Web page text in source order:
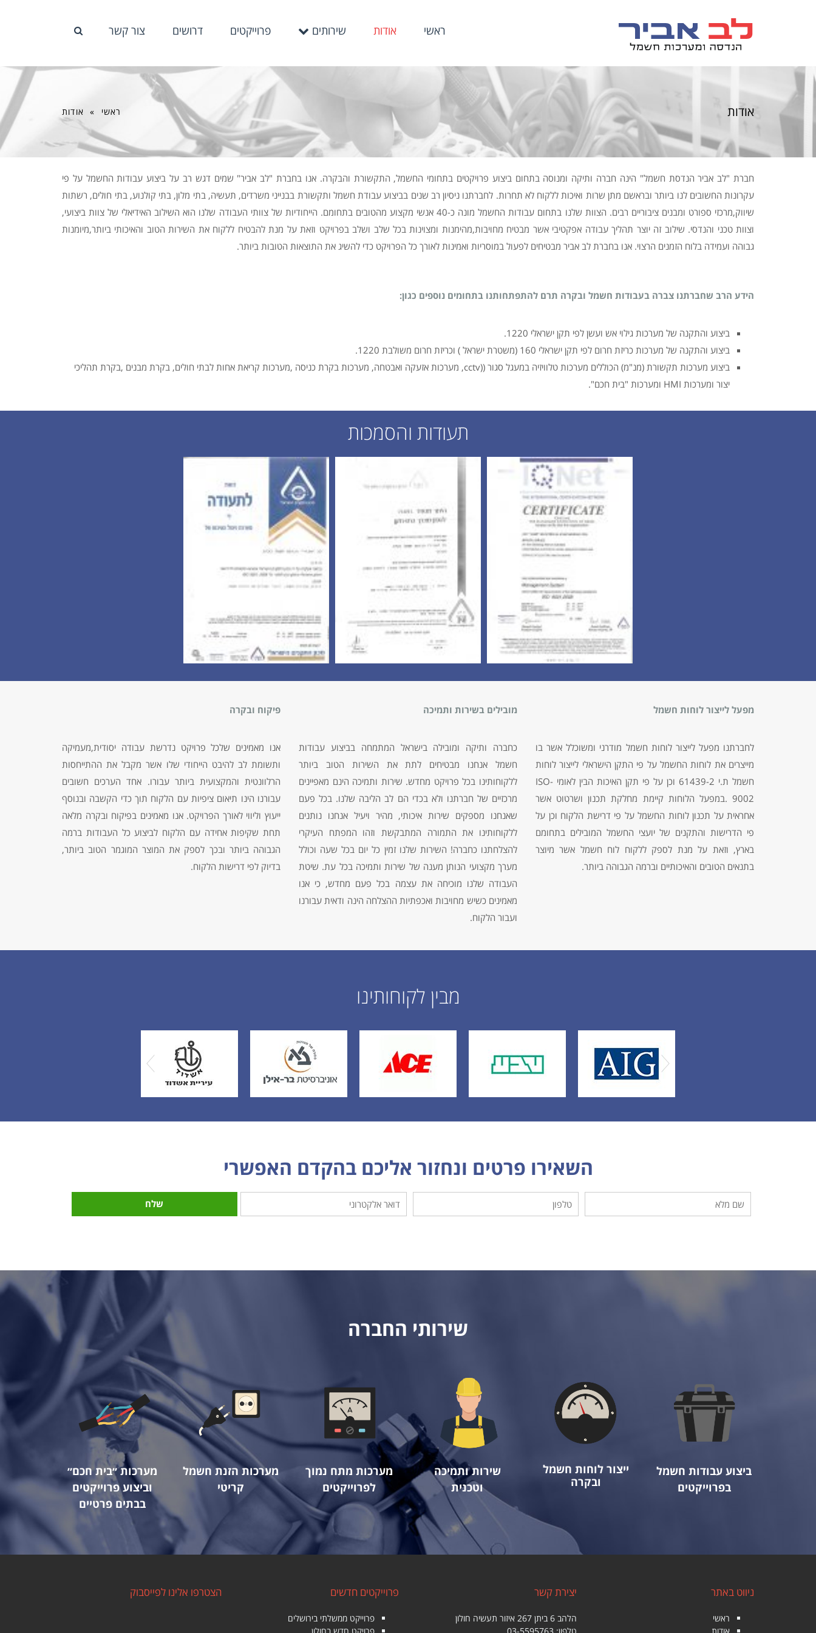
ראשי אודות שירותים פרוייקטים דרושים צור קשר
אודות ראשי » אודות
חברת "לב אביר הנדסת חשמל" הינה חברה ותיקה ומנוסה בתחום ביצוע פרויקטים בתחומי החשמל, התקשורת והבקרה. אנו בחברת "לב אביר" שמים דגש רב על ביצוע עבודות החשמל על פי
עקרונות החשובים לנו ביותר ובראשם מתן שרות ואיכות ללקוח לא תחרות. לחברתנו ניסיון רב שנים בביצוע עבודת חשמל ותקשורת בבנייני משרדים, תעשיה, בתי מלון, בתי קולנוע, בתי חולים, רשתות
שיווק,מרכזי ספורט ומבנים ציבוריים רבים. הצוות שלנו בתחום עבודות החשמל מונה כ-40 אנשי מקצוע מהטובים בתחומם. הייחודיות של צוותי העבודה שלנו הוא השילוב האידיאלי של צוות ביצועי,
וצוות טכני והנדסי. שילוב זה יוצר תהליך עבודה אפקטיבי אשר מבטיח מחויבות,מהימנות ומצוינות בכל שלב ושלב בפרויקט וזאת על מנת להבטיח ללקוח את השירות הטוב והאיכותי ביותר,מיומנות
גבוהה ועמידה בלוח הזמנים הרצוי. אנו בחברת לב אביר מבטיחים לפעול במוסריות ואמינות לאורך כל הפרויקט כדי להשיג את התוצאות הטובות ביותר.
הידע הרב שחברתנו צברה בעבודות חשמל ובקרה תרם להתפתחותנו בתחומים נוספים כגון:
ביצוע והתקנה של מערכות גילוי אש ועשן לפי תקן ישראלי 1220.
ביצוע והתקנה של מערכות כריזת חרום לפי תקן ישראלי 160 (משטרת ישראל ) וכריזת חרום משולבת 1220.
ביצוע מערכות תקשורת (מנ"מ) הכוללים מערכות טלוויזיה במעגל סגור ((cctv, מערכות אזעקה ואבטחה, מערכות בקרת כניסה ,מערכות קריאת אחות לבתי חולים, בקרת מבנים ,בקרת תהליכי
יצור ומערכות HMI ומערכות "בית חכם".
תעודות והסמכות
מפעל לייצור לוחות חשמל
לחברתנו מפעל לייצור לוחות חשמל מודרני ומשוכלל אשר בו
מייצרים את לוחות החשמל על פי התקן הישראלי לייצור לוחות
חשמל ת.י 61439-2 וכן על פי תקן האיכות הבין לאומי ISO-
9002 .במפעל הלוחות קיימת מחלקת תכנון ושרטוט אשר
אחראית על תכנון לוחות החשמל על פי דרישת הלקוח וכן על
פי הדרישות והתקנים של יועצי החשמל המובילים בתחומם
בארץ, וזאת על מנת לספק ללקוח לוח חשמל אשר מיוצר
בתנאים הטובים והאיכותיים וברמה הגבוהה ביותר.
מובילים בשירות ותמיכה
כחברה ותיקה ומובילה בישראל המתמחה בביצוע עבודות
חשמל אנחנו מבטיחים לתת את השירות הטוב ביותר
ללקוחותינו בכל פרויקט מחדש. שירות ותמיכה הינם מאפיינים
מרכזיים של חברתנו ולא בכדי הם לב הליבה שלנו. בכל פעם
שאנחנו מספקים שירות איכותי, מהיר ויעיל אנחנו נותנים
ללקוחותינו את התמורה המתבקשת וזהו המפתח העיקרי
להצלחתנו כחברה! השירות שלנו זמין כל יום בכל שעה וכולל
מערך מקצועי הנותן מענה של שירות ותמיכה בכל עת. שיטת
העבודה שלנו מוכיחה את עצמה בכל פעם מחדש, כי אנו
מאמינים כשיש מחויבות ואכפתיות ההצלחה הינה ודאית עבורנו
ועבור הלקוח.
פיקוח ובקרה
אנו מאמינים שלכל פרויקט נדרשת עבודה יסודית,מעמיקה
ותשומת לב להיבט הייחודי שלו אשר מקבל את ההתייחסות
הרלוונטית והמקצועית ביותר עבורו. אחד הערכים חשובים
עבורנו הינו תיאום ציפיות עם הלקוח תוך כדי הקשבה ובנוסף
ייעוץ וליווי לאורך הפרויקט. אנו מאמינים בפיקוח ובקרה מלאה
תחת שקיפות אחידה עם הלקוח לביצוע כל העבודות ברמה
הגבוהה ביותר ובכך לספק את המוצר המוגמר הטוב ביותר,
בדיוק לפי דרישות הלקוח.
מבין לקוחותינו
השאירו פרטים ונחזור אליכם בהקדם האפשרי
שירותי החברה
ביצוע עבודות חשמל
בפרוייקטים
ייצור לוחות חשמל
ובקרה
שירות ותמיכה
וטכנית
מערכות מתח נמוך
לפרוייקטים
מערכות הזנת חשמל
קריטי
מערכות ״בית חכם״
וביצוע פרוייקטים
בבתים פרטיים
ניווט באתר
ראשי
אודות
יצירת קשר
הלהב 6 ביתן 267 איזור תעשיה חולון
טלפון: 03-5595763
פרוייקטים חדשים
פרוייקט ממשלתי בירושלים
פרויקט חדש בחולון
הצטרפו אלינו לפייסבוק